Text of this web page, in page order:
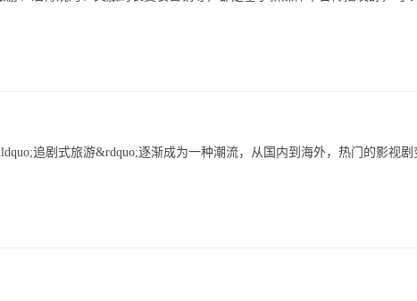
追剧式旅游&rdquo;逐渐成为一种潮流，从国内到海外，热门的影视剧